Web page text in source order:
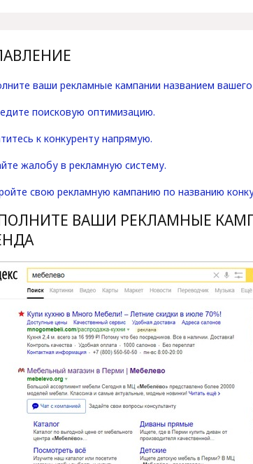
ваши рекламные кампании названием
поисковую оптимизацию.
к конкуренту напрямую.
жалобу в рекламную систему.
свою рекламную кампанию по названию
ВАШИ РЕКЛАМНЫЕ